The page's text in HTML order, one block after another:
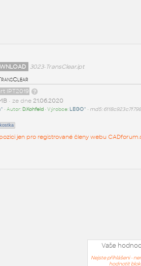
3023-TransClear.ipt
IPT2019
• ze dne 21.06.2020
• Autor: D.Kohfeld• Výrobce: LEGO^ • md5:
kostka
jen pro registrované členy webu
Vaše
Nejste přihlášeni -
hodnotit blok